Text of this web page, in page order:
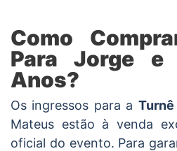
Como
Para Jorge e
Anos?
Os ingressos para a
Mateus estão à venda
oficial do evento. Para